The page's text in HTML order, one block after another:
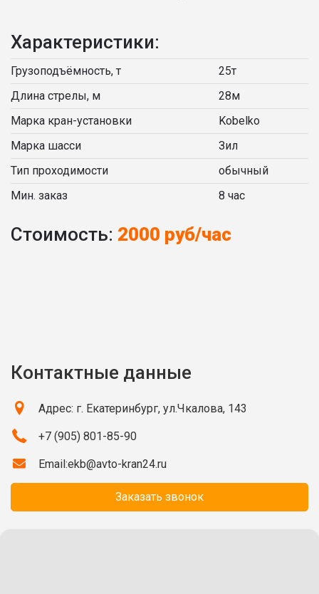
Характеристики:
Грузоподъёмность, т
25т
Длина стрелы, м
28м
Марка кран-установки
Kobelko
Марка шасси
Зил
Тип проходимости
обычный
Мин. заказ
8 час
Стоимость: 2000 руб/час
Контактные данные
Адрес: г. Екатеринбург, ул.Чкалова, 143
+7 (905) 801-85-90
Email:ekb@avto-kran24.ru
Заказать звонок